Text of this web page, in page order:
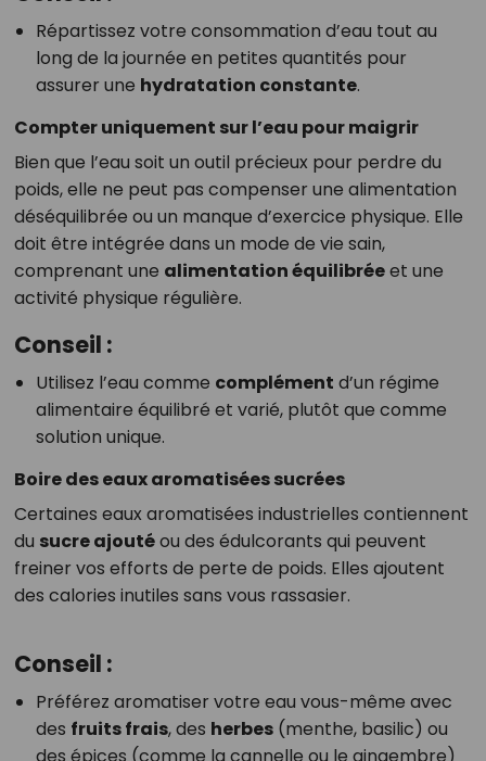
Répartissez votre consommation d’eau tout au
long de la journée en petites quantités pour
assurer une hydratation constante.
Compter uniquement sur l’eau pour maigrir
Bien que l’eau soit un outil précieux pour perdre du
poids, elle ne peut pas compenser une alimentation
déséquilibrée ou un manque d’exercice physique. Elle
doit être intégrée dans un mode de vie sain,
comprenant une alimentation équilibréeet une
activité physique régulière.
Conseil :
Utilisez l’eau comme complément d’un régime
alimentaire équilibré et varié, plutôt que comme
solution unique.
Boire des eaux aromatisées sucrées
Certaines eaux aromatisées industrielles contiennent
du sucre ajoutéou des édulcorants qui peuvent
freiner vos efforts de perte de poids. Elles ajoutent
des calories inutiles sans vous rassasier.
Conseil :
Préférez aromatiser votre eau vous-même avec
des fruits frais, des herbes(menthe, basilic) ou
des épices (comme la cannelle ou le gingembre)